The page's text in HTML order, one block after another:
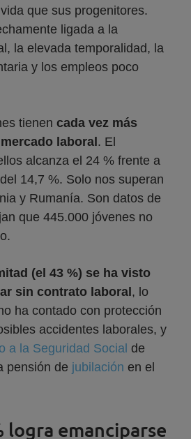
que sus progenitores.
ligada a la
la elevada temporalidad, la
y los empleos poco
tienen cada vez más
laboral . El
alcanza el 24 % frente a
14,7 %. Solo nos superan
y Rumanía. Son datos de
que 445.000 jóvenes no
(el 43 %) se ha visto
sin contrato laboral , lo
ha contado con protección
accidentes laborales, y
a la Seguridad Social de
pensión de jubilación en el
logra emanciparse